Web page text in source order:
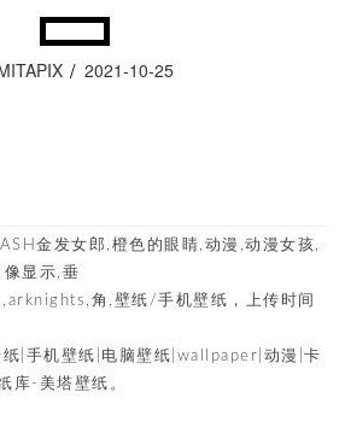
2021-10-25
金发女郎,橙色的眼睛,动漫,动漫女孩,
显示,垂
角,壁纸/手机壁纸，上传时间
|手机壁纸|电脑壁纸|wallpaper|动漫|卡
库-美塔壁纸。